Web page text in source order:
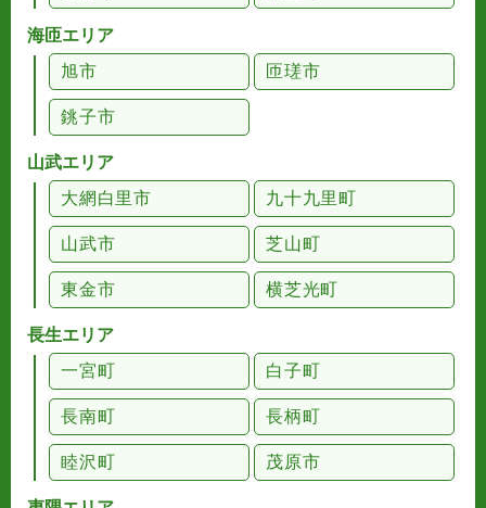
海匝エリア
旭市
匝瑳市
銚子市
山武エリア
大網白里市
九十九里町
山武市 芝山町
東金市 横芝光町
長生エリア
一宮町
白子町
長南町 長柄町
睦沢町 茂原市